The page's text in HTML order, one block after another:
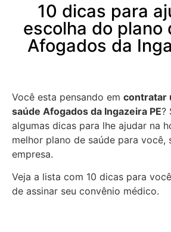
10 dicas para
escolha do plano
Afogados da
Você esta pensando em contratar
saúde Afogados da Ingazeira PE?
algumas dicas para lhe ajudar na
melhor plano de saúde para você,
empresa.
Veja a lista com 10 dicas para
de assinar seu convênio médico.